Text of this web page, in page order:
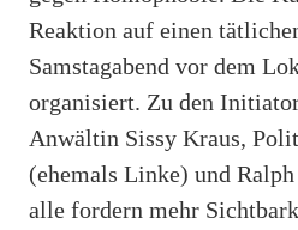
Reaktion auf einen
Samstagabend vor dem
organisiert. Zu den
Anwältin Sissy Kraus,
(ehemals Linke) und
alle fordern mehr